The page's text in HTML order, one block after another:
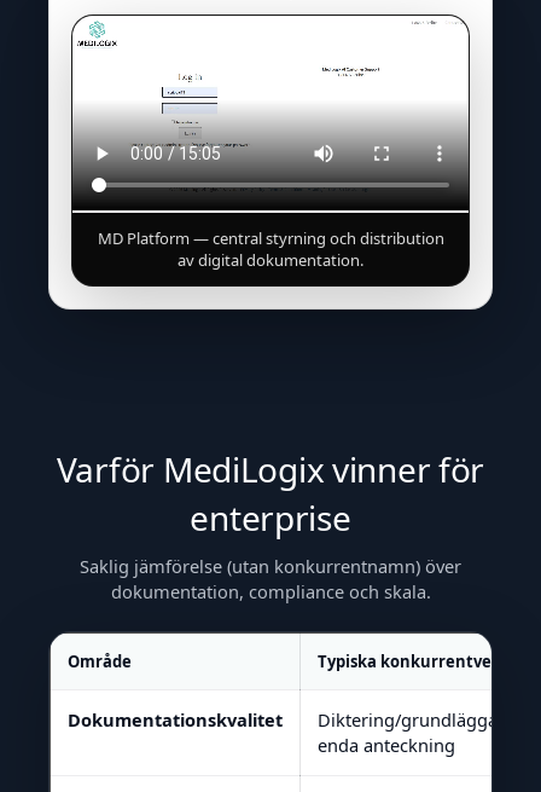
MD Platform — central styrning och distribution
av digital dokumentation.
Varför MediLogix vinner för
enterprise
Saklig jämförelse (utan konkurrentnamn) över
dokumentation, compliance och skala.
Område Typiska konkurrentverktyg
Dokumentationskvalitet
Diktering/grundläggande
enda anteckning